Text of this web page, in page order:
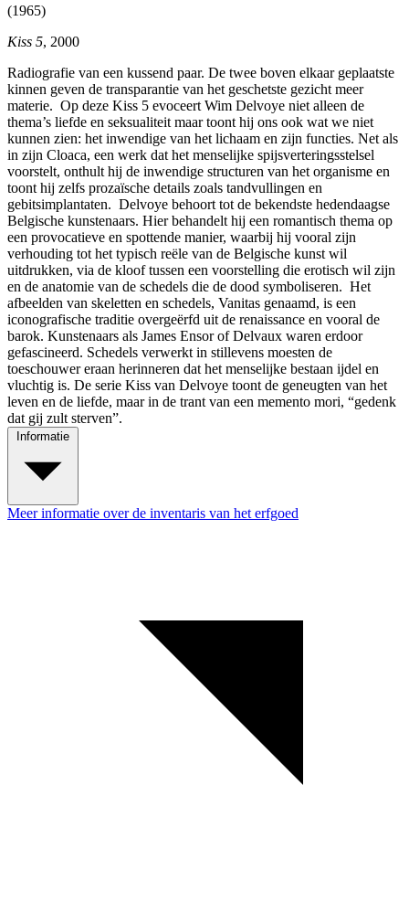
(1965)
Kiss 5, 2000
Radiografie van een kussend paar. De twee boven elkaar geplaatste
kinnen geven de transparantie van het geschetste gezicht meer
materie. Op deze Kiss 5 evoceert Wim Delvoye niet alleen de
thema’s liefde en seksualiteit maar toont hij ons ook wat we niet
kunnen zien: het inwendige van het lichaam en zijn functies. Net als
in zijn Cloaca, een werk dat het menselijke spijsverteringsstelsel
voorstelt, onthult hij de inwendige structuren van het organisme en
toont hij zelfs prozaïsche details zoals tandvullingen en
gebitsimplantaten. Delvoye behoort tot de bekendste hedendaagse
Belgische kunstenaars. Hier behandelt hij een romantisch thema op
een provocatieve en spottende manier, waarbij hij vooral zijn
verhouding tot het typisch reële van de Belgische kunst wil
uitdrukken, via de kloof tussen een voorstelling die erotisch wil zijn
en de anatomie van de schedels die de dood symboliseren. Het
afbeelden van skeletten en schedels, Vanitas genaamd, is een
iconografische traditie overgeërfd uit de renaissance en vooral de
barok. Kunstenaars als James Ensor of Delvaux waren erdoor
gefascineerd. Schedels verwerkt in stillevens moesten de
toeschouwer eraan herinneren dat het menselijke bestaan ijdel en
vluchtig is. De serie Kiss van Delvoye toont de geneugten van het
leven en de liefde, maar in de trant van een memento mori, “gedenk
dat gij zult sterven”.
Informatie
Meer informatie over de inventaris van het erfgoed